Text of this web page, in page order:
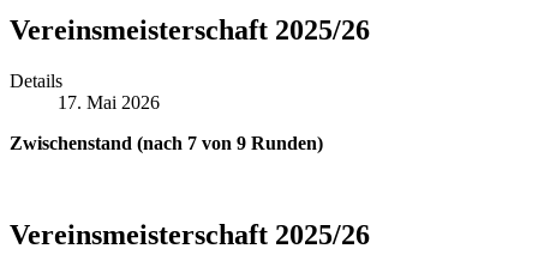
Vereinsmeisterschaft 2025/26
Details
17. Mai 2026
Zwischenstand (nach 7 von 9 Runden)
Vereinsmeisterschaft 2025/26